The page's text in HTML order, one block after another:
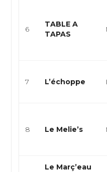
6
TABLE A
TAPAS
7 L’échoppe
8 Le Melie’s
Le Març’eau